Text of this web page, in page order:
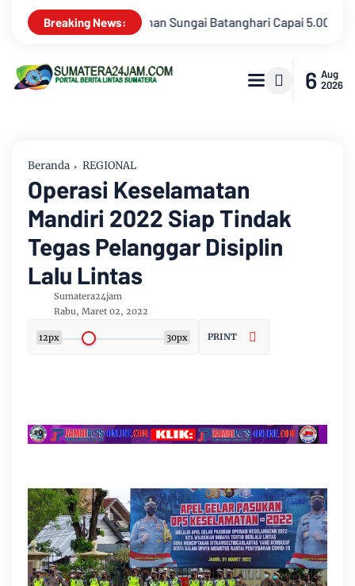
Breaking News:
NTU, Distribusi Air PDAM Tirta Mayang di Sejumlah
6 Aug
2026
Beranda REGIONAL
Operasi Keselamatan
Mandiri 2022 Siap Tindak
Tegas Pelanggar Disiplin
Lalu Lintas
Sumatera24jam
Rabu, Maret 02, 2022
12px 30px PRINT